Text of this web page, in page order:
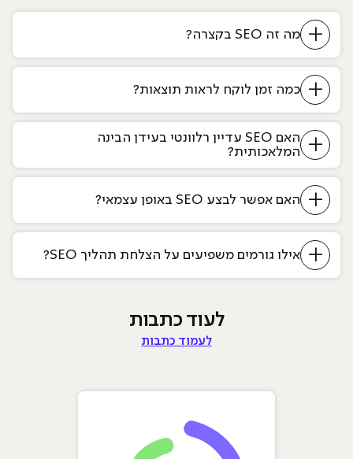
+ מה זה SEO בקצרה?
+ כמה זמן לוקח לראות תוצאות?
+
האם SEO עדיין רלוונטי בעידן הבינה
המלאכותית?
+ האם אפשר לבצע SEO באופן עצמאי?
+ אילו גורמים משפיעים על הצלחת תהליך SEO?
לעוד כתבות
לעמוד כתבות